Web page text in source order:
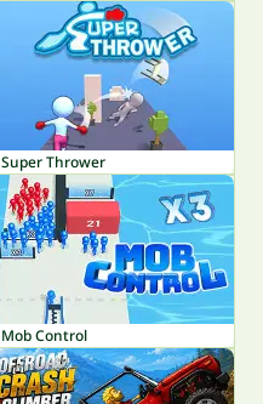
Super Thrower
Mob Control